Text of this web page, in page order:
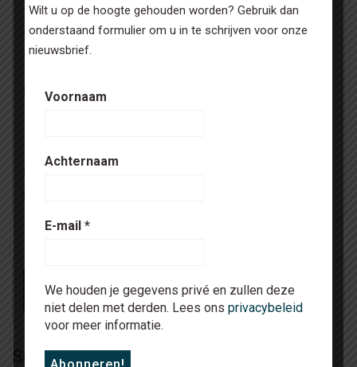
Je e-mailadres*
Bericht
Soortgelijke vacatures
Wilt u op de hoogte gehouden worden? Gebruik dan
onderstaand formulier om u in te schrijven voor onze
nieuwsbrief.
Voornaam
Achternaam
E-mail *
We houden je gegevens privé en zullen deze
niet delen met derden. Lees ons privacybeleid
voor meer informatie.